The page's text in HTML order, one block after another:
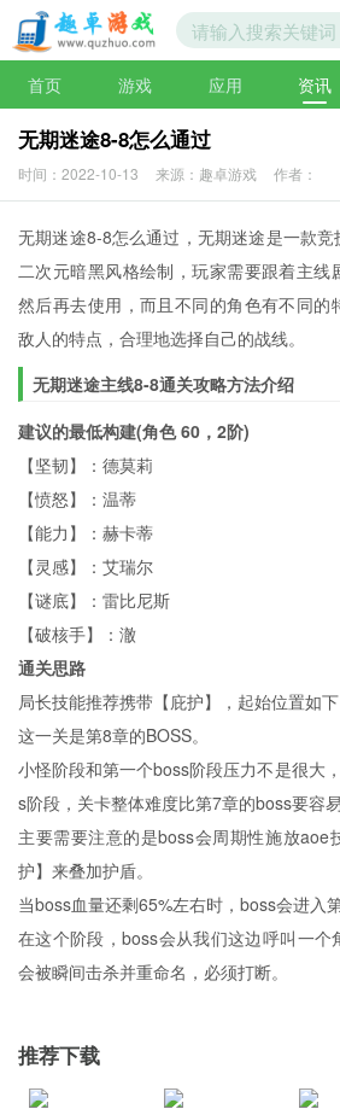
首页 游戏 应用 资讯
无期迷途8-8怎么通过
时间：2022-10-13 来源：趣卓游戏 作者：
无期迷途8-8怎么通过，无期迷途是一款
二次元暗黑风格绘制，玩家需要跟着主线
然后再去使用，而且不同的角色有不同的
敌人的特点，合理地选择自己的战线。
无期迷途主线8-8通关攻略方法介绍
建议的最低构建(角色 60，2阶)
【坚韧】：德莫莉
【愤怒】：温蒂
【能力】：赫卡蒂
【灵感】：艾瑞尔
【谜底】：雷比尼斯
【破核手】：澈
通关思路
局长技能推荐携带【庇护】，起始位置如下
这一关是第8章的BOSS。
小怪阶段和第一个boss阶段压力不是很大
s阶段，关卡整体难度比第7章的boss要容易
主要需要注意的是boss会周期性施放aoe
护】来叠加护盾。
当boss血量还剩65%左右时，boss会进入第
在这个阶段，boss会从我们这边呼叫一
会被瞬间击杀并重命名，必须打断。
推荐下载